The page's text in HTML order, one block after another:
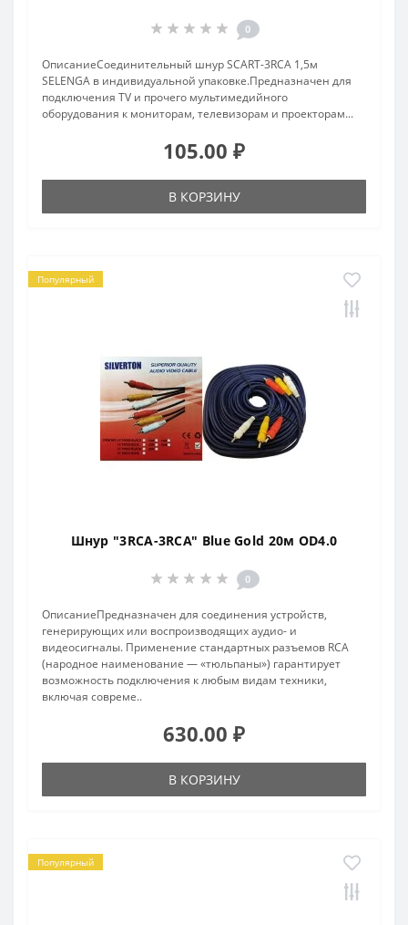
0
ОписаниеСоединительный шнур SCART-3RCA 1,5м
SELENGA в индивидуальной упаковке.Предназначен для
подключения TV и прочего мультимедийного
оборудования к мониторам, телевизорам и проекторам...
105.00 ₽
В КОРЗИНУ
Популярный
Шнур "3RCA-3RCA" Blue Gold 20м OD4.0
0
ОписаниеПредназначен для соединения устройств,
генерирующих или воспроизводящих аудио- и
видеосигналы. Применение стандартных разъемов RCA
(народное наименование — «тюльпаны») гарантирует
возможность подключения к любым видам техники,
включая совреме..
630.00 ₽
В КОРЗИНУ
Популярный